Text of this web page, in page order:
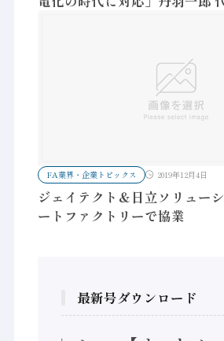
FA業界・企業トピックス 2019年12月4日
ジェイテクト＆日立ソリュー
ートファクトリーで協業
最新号ダウンロード